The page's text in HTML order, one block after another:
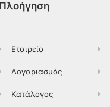
Πλοήγηση
Εταιρεία
Λογαριασμός
Κατάλογος